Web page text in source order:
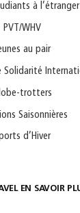
à l’étranger
PVT/WHV
au pair
Solidarité
trotters
Saisonnières
d’Hiver
EN SAVOIR